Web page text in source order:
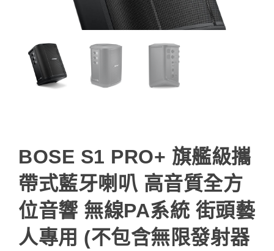
BOSE S1 PRO+ 旗艦級攜
帶式藍牙喇叭 高音質全方
位音響 無線PA系統 街頭藝
人專用 (不包含無限發射器